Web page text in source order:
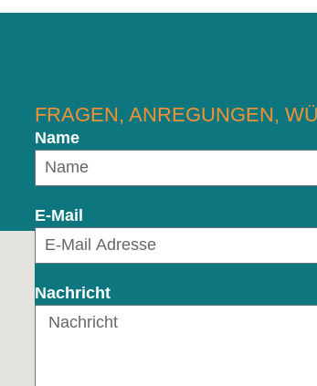
FRAGEN, ANREGUNGEN,
Name
E-Mail
Nachricht